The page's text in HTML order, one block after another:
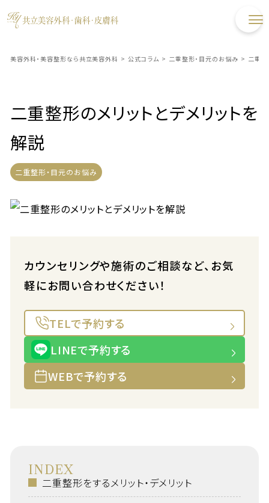
美容外科・美容整形なら共立美容外科 > 公式コラム > 二重整形・目元のお悩み > 二重整
二重整形のメリットとデメリットを
解説
二重整形・目元のお悩み
カウンセリングや施術のご相談など、お気
軽にお問い合わせください！
TELで予約する
LINEで予約する
WEBで予約する
INDEX
二重整形をするメリット・デメリット